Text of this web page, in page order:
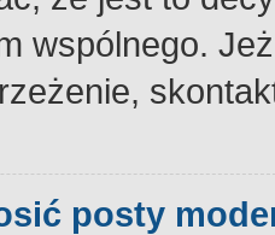
wspólnego.
posty